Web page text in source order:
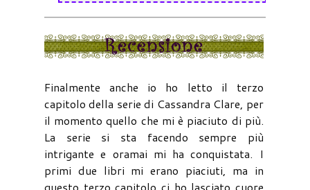
Finalmente anche io ho letto il terzo
capitolo della serie di Cassandra Clare, per
il momento quello che mi è piaciuto di più.
La serie si sta facendo sempre più
intrigante e oramai mi ha conquistata. I
primi due libri mi erano piaciuti, ma in